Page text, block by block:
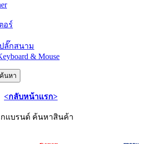
อร์
ปลั๊กสนาม
& Mouse
<กลับหน้าแรก>
กแบรนด์ ค้นหาสินค้า